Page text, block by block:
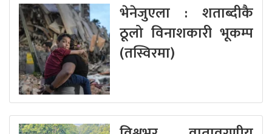
भेनेजुएला : शताब्दीकै
ठूलो विनाशकारी भूकम्प
(तस्विरमा)